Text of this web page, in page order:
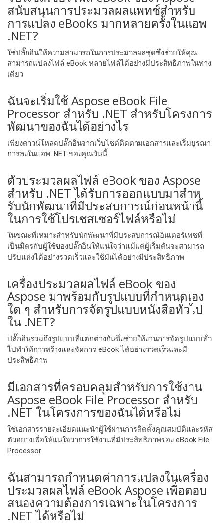
สนับสนุนการประมวลผลแพทช์สําหรับ
การแปลง eBooks มากหลายครั้งในแอพ
.NET?
ใช่ปลั๊กอินให้ความสามารถในการประมวลผลชุดซึ่งช่วยให้คุณ
สามารถแปลงไฟล์ eBook หลายไฟล์ได้อย่างมีประสิทธิภาพในทาง
เดียว
ฉันจะเริ่มใช้ Aspose eBook File
Processor สําหรับ .NET สําหรับโครงการ
พัฒนาของฉันได้อย่างไร
เพียงดาวน์โหลดปลั๊กอินจากเว็บไซต์ติดตามเอกสารและเริ่มบูรณา
การลงในแอพ .NET ของคุณวันนี้
ตัวประมวลผลไฟล์ eBook ของ Aspose
สําหรับ .NET ได้รับการออกแบบมาสําห
รับนักพัฒนาที่มีประสบการณ์ก่อนหน้านี้
ในการใช้โปรเซสเซอร์ไฟล์หรือไม่
ในขณะที่เหมาะสําหรับนักพัฒนาที่มีประสบการณ์อินเตอร์เฟซที่
เป็นมิตรกับผู้ใช้ของปลั๊กอินให้แน่ใจว่าแม้แต่ผู้เริ่มต้นจะสามารถ
ปรับแต่งได้อย่างรวดเร็วและใช้มันได้อย่างมีประสิทธิภาพ
เครื่องประมวลผลไฟล์ eBook ของ
Aspose มาพร้อมกับรูปแบบที่กําหนดเอง
ใด ๆ สําหรับการจัดรูปแบบหนังสือทั่วไป
ใน .NET?
ปลั๊กอินรวมถึงรูปแบบที่แตกต่างกันซึ่งช่วยให้งานการจัดรูปแบบทั่ว
ไปทําให้การสร้างและจัดการ eBook ได้อย่างรวดเร็วและมี
ประสิทธิภาพ
มีเอกสารที่ครอบคลุมสําหรับการใช้งาน
Aspose eBook File Processor สําหรับ
.NET ในโครงการของฉันได้หรือไม่
ใช่เอกสารรายละเอียดแนะนําผู้ใช้ผ่านการติดตั้งคุณสมบัติและรหัส
ตัวอย่างเพื่อให้แน่ใจว่าการใช้งานที่มีประสิทธิภาพของ eBook File
Processor
ฉันสามารถกําหนดค่าการแปลงในเครื่อง
ประมวลผลไฟล์ eBook Aspose เพื่อตอบ
สนองความต้องการเฉพาะในโครงการ
.NET ได้หรือไม่